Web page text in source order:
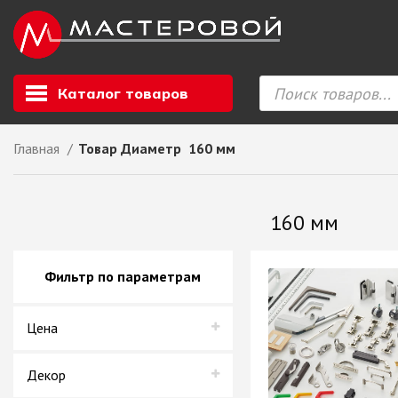
Каталог товаров
Листовой
полотна, кромка
Ф.п. + кромка
Компакт
ЛДСП
СКИФ
СОЮЗ // ВСЕ
ХДФ
Главная Товар Диаметр 160 мм
160 мм
Фильтр по параметрам
Цена
Декор